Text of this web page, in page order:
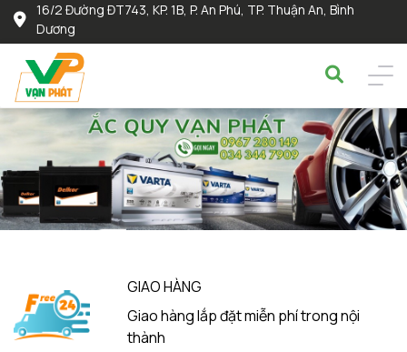
16/2 Đường ĐT743, KP. 1B, P. An Phú, TP. Thuận An, Bình
Dương
GIAO HÀNG
Giao hàng lắp đặt miễn phí trong nội
thành